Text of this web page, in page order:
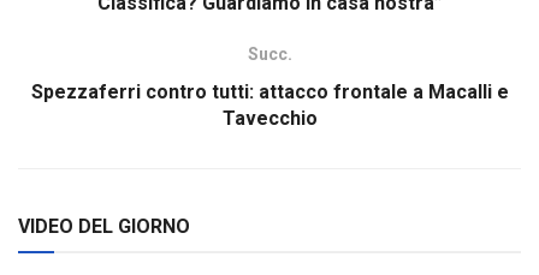
Succ.
Spezzaferri contro tutti: attacco frontale a Macalli e
Tavecchio
VIDEO DEL GIORNO